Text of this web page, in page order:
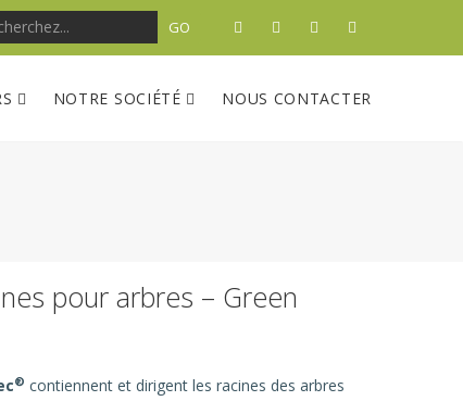
GO
NOTRE SOCIÉTÉ NOUS CONTACTER
pour arbres – Green
® contiennent et dirigent les racines des arbres